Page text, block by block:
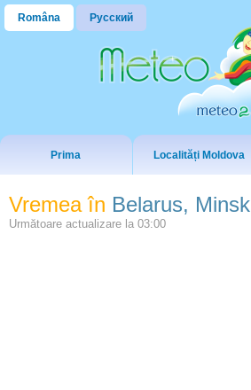
Româna Русский
Prima Localități Moldova
Vremea în Belarus, Minsk
Următoare actualizare la 03:00